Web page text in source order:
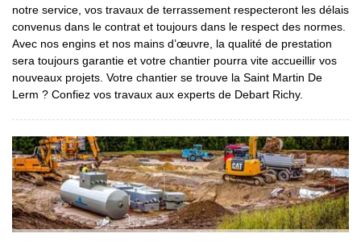
notre service, vos travaux de terrassement respecteront les délais
convenus dans le contrat et toujours dans le respect des normes.
Avec nos engins et nos mains d’œuvre, la qualité de prestation
sera toujours garantie et votre chantier pourra vite accueillir vos
nouveaux projets. Votre chantier se trouve la Saint Martin De
Lerm ? Confiez vos travaux aux experts de Debart Richy.